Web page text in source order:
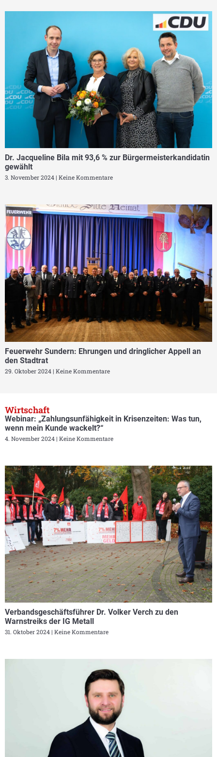
Dr. Jacqueline Bila mit 93,6 % zur Bürgermeisterkandidatin
gewählt
3. November 2024 Keine Kommentare
Feuerwehr Sundern: Ehrungen und dringlicher Appell an
den Stadtrat
29. Oktober 2024 Keine Kommentare
Wirtschaft
Webinar: „Zahlungsunfähigkeit in Krisenzeiten: Was tun,
wenn mein Kunde wackelt?“
4. November 2024 Keine Kommentare
Verbandsgeschäftsführer Dr. Volker Verch zu den
Warnstreiks der IG Metall
31. Oktober 2024 Keine Kommentare